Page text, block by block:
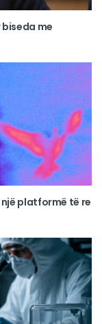
me
një platformë të re